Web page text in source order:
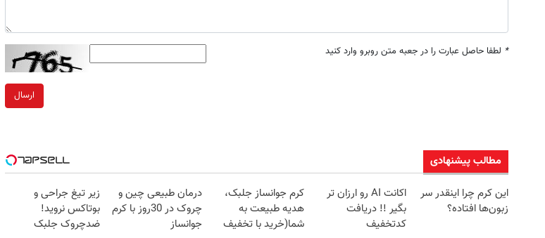
* لطفا حاصل عبارت را در جعبه متن روبرو وارد کنید
ارسال
مطالب پیشنهادی
این کرم چرا اینقدر سر
زبون‌ها افتاده؟
اکانت AI رو ارزان تر
بگیر !! دریافت
کدتخفیف
کرم جوانساز جلبک،
هدیه طبیعت به
شما(خرید با تخفیف
درمان طبیعی چین و
چروک در 30روز با کرم
جوانساز
زیر تیغ جراحی و
بوتاکس نروید!
ضدچروک جلبک